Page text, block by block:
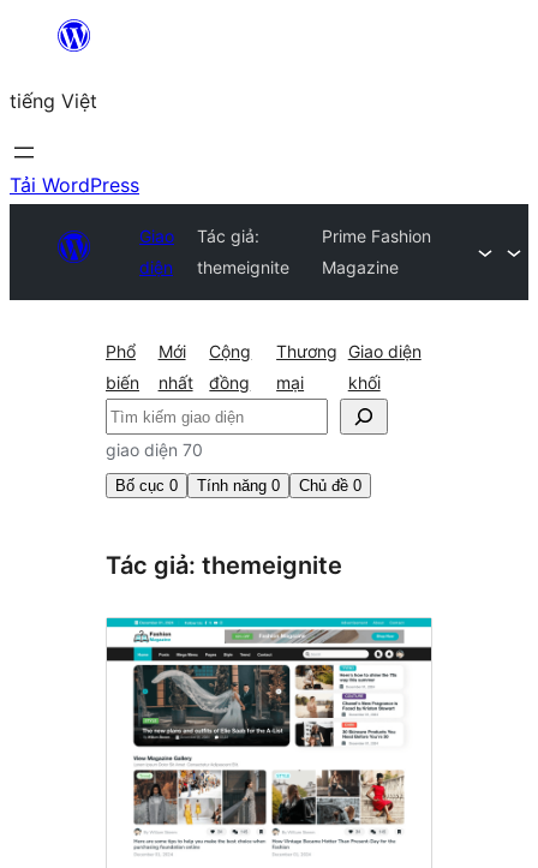
Chuyển
phần
nội
dung
tiếng Việt
Tải WordPress
Giao
diện
Tác giả:
themeignite
Prime Fashion
Magazine
Phổ
biến
Mới
nhất
Cộng
đồng
Thương
mại
Giao diện
khối
Tìm
kiếm
giao diện 70
Bố cục 0 Tính năng 0 Chủ đề 0
Tác giả: themeignite